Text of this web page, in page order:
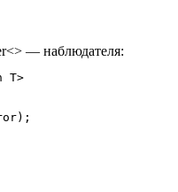
— наблюдателя:
T>